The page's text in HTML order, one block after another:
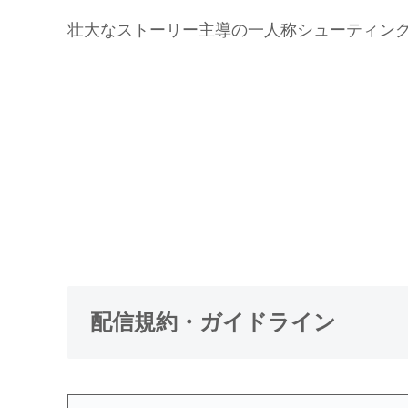
壮大なストーリー主導の一人称シューティン
配信規約・ガイドライン